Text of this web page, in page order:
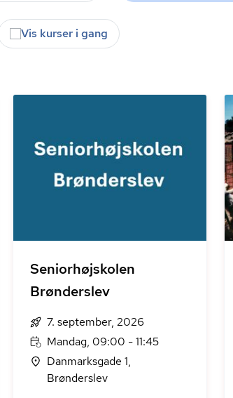
Vis kurser i gang
Seniorhøjskolen
Brønderslev
7. september, 2026
Mandag, 09:00 - 11:45
Danmarksgade 1,
Brønderslev